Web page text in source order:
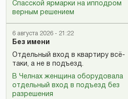
Спасской ярмарки на ипподром
верным решением
6 августа 2026 - 21:22
Без имени
Отдельный вход в квартиру всё-
таки, а не в подъезд.
В Челнах женщина оборудовала
отдельный вход в подъезд без
разрешения